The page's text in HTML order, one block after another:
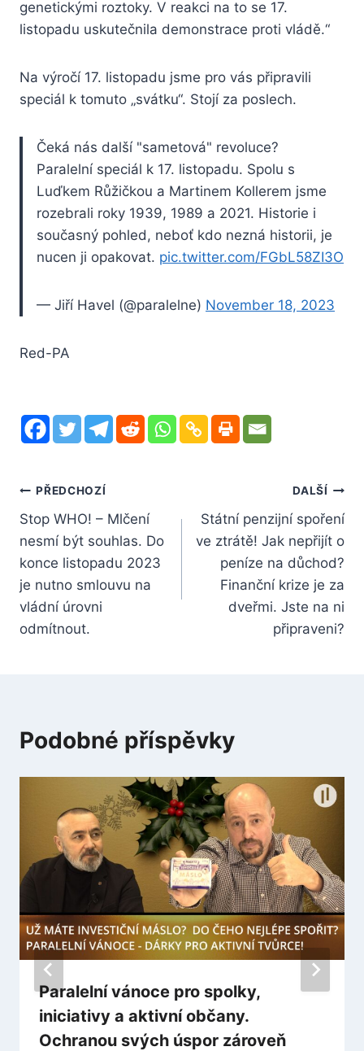
genetickými roztoky. V reakci na to se 17.
listopadu uskutečnila demonstrace proti vládě.“
Na výročí 17. listopadu jsme pro vás připravili
speciál k tomuto „svátku“. Stojí za poslech.
Čeká nás další "sametová" revoluce?
Paralelní speciál k 17. listopadu. Spolu s
Luďkem Růžičkou a Martinem Kollerem jsme
rozebrali roky 1939, 1989 a 2021. Historie i
současný pohled, neboť kdo nezná historii, je
nucen ji opakovat. pic.twitter.com/FGbL58ZI3O
— Jiří Havel (@paralelne) November 18, 2023
Red-PA
Navigace
pro
příspěvek
PŘEDCHOZÍ
Stop WHO! – Mlčení
nesmí být souhlas. Do
konce listopadu 2023
je nutno smlouvu na
vládní úrovni
odmítnout.
DALŠÍ
Státní penzijní spoření
ve ztrátě! Jak nepřijít o
peníze na důchod?
Finanční krize je za
dveřmi. Jste na ni
připraveni?
Podobné příspěvky
Paralelní vánoce pro spolky,
iniciativy a aktivní občany.
Ochranou svých úspor zároveň